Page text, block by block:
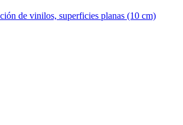
de vinilos, superficies planas (10 cm)